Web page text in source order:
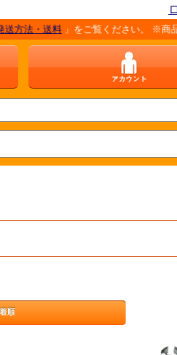
・送料」をご覧ください。 ※商品を
順